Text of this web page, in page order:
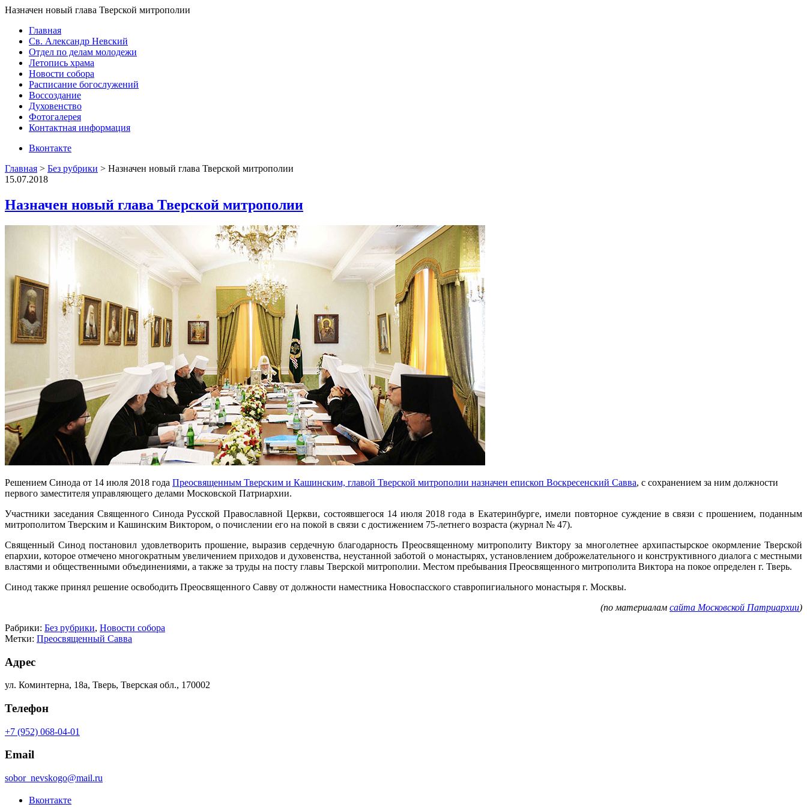
Назначен новый глава Тверской митрополии
Главная
Св. Александр Невский
Отдел по делам молодежи
Летопись храма
Новости собора
Расписание богослужений
Воссоздание
Духовенство
Фотогалерея
Контактная информация
Вконтакте
Главная > Без рубрики > Назначен новый глава Тверской митрополии
15.07.2018
Назначен новый глава Тверской митрополии
Решением Синода от 14 июля 2018 года Преосвященным Тверским и Кашинским, главой Тверской митрополии назначен епископ Воскресенский Савва, с сохранением за ним должности
первого заместителя управляющего делами Московской Патриархии.
Участники заседания Священного Синода Русской Православной Церкви, состоявшегося 14 июля 2018 года в Екатеринбурге, имели повторное суждение в связи с прошением, поданным
митрополитом Тверским и Кашинским Виктором, о почислении его на покой в связи с достижением 75-летнего возраста (журнал № 47).
Священный Синод постановил удовлетворить прошение, выразив сердечную благодарность Преосвященному митрополиту Виктору за многолетнее архипастырское окормление Тверской
епархии, которое отмечено многократным увеличением приходов и духовенства, неустанной заботой о монастырях, установлением доброжелательного и конструктивного диалога с местными
властями и общественными объединениями, а также за труды на посту главы Тверской митрополии. Местом пребывания Преосвященного митрополита Виктора на покое определен г. Тверь.
Синод также принял решение освободить Преосвященного Савву от должности наместника Новоспасского ставропигиального монастыря г. Москвы.
(по материалам сайта Московской Патриархии)
Рабрики: Без рубрики, Новости собора
Метки: Преосвященный Савва
Адрес
ул. Коминтерна, 18а, Тверь, Тверская обл., 170002
Телефон
+7 (952) 068-04-01
Email
sobor_nevskogo@mail.ru
Вконтакте